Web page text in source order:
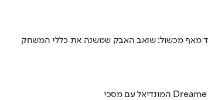
מאף מכשול: שואב האבק שמשנה את כללי המשחק